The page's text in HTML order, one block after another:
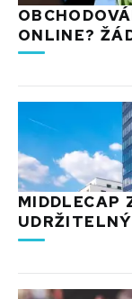
ONLINE?
MIDDLECAP